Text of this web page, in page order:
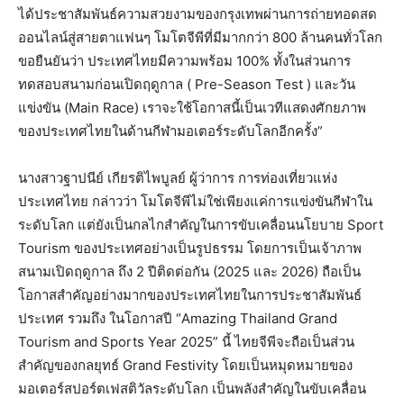
ได้ประชาสัมพันธ์ความสวยงามของกรุงเทพผ่านการถ่ายทอดสด
ออนไลน์สู่สายตาแฟนๆ โมโตจีพีที่มีมากกว่า 800 ล้านคนทั่วโลก
ขอยืนยันว่า ประเทศไทยมีความพร้อม 100% ทั้งในส่วนการ
ทดสอบสนามก่อนเปิดฤดูกาล ( Pre-Season Test ) และวัน
แข่งขัน (Main Race) เราจะใช้โอกาสนี้เป็นเวทีแสดงศักยภาพ
ของประเทศไทยในด้านกีฬามอเตอร์ระดับโลกอีกครั้ง”
นางสาวฐาปนีย์ เกียรติไพบูลย์ ผู้ว่าการ การท่องเที่ยวแห่ง
ประเทศไทย กล่าวว่า โมโตจีพีไม่ใช่เพียงแค่การแข่งขันกีฬาใน
ระดับโลก แต่ยังเป็นกลไกสำคัญในการขับเคลื่อนนโยบาย Sport
Tourism ของประเทศอย่างเป็นรูปธรรม โดยการเป็นเจ้าภาพ
สนามเปิดฤดูกาล ถึง 2 ปีติดต่อกัน (2025 และ 2026) ถือเป็น
โอกาสสำคัญอย่างมากของประเทศไทยในการประชาสัมพันธ์
ประเทศ รวมถึง ในโอกาสปี “Amazing Thailand Grand
Tourism and Sports Year 2025” นี้ ไทยจีพีจะถือเป็นส่วน
สำคัญของกลยุทธ์ Grand Festivity โดยเป็นหมุดหมายของ
มอเตอร์สปอร์ตเฟสติวัลระดับโลก เป็นพลังสำคัญในขับเคลื่อน